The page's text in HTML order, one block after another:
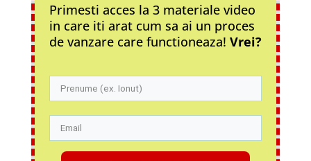
Primesti acces la 3 materiale video
in care iti arat cum sa ai un proces
de vanzare care functioneaza! Vrei?